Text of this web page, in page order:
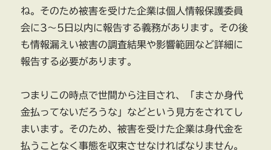
ね。そのため被害を受けた企業は個人情報保護委員
会に3〜5日以内に報告する義務があります。その後
も情報漏えい被害の調査結果や影響範囲など詳細に
報告する必要があります。
つまりこの時点で世間から注目され、「まさか身代
金払ってないだろうな」などという見方をされてし
まいます。そのため、被害を受けた企業は身代金を
払うことなく事態を収束させなければなりません。